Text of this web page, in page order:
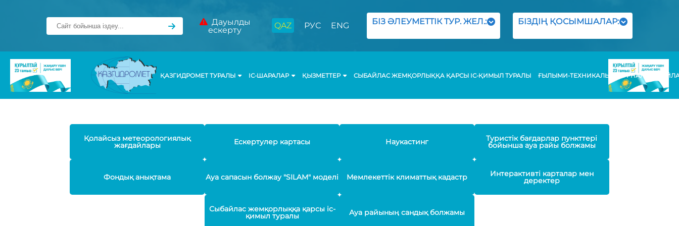
Дауылды
ескерту
QAZ РУС ENG БІЗ ӘЛЕУМЕТТІК ТУР. ЖЕЛ.: БІЗДІҢ ҚОСЫМШАЛАР:
ҚАЗГИДРОМЕТ ТУРАЛЫ ІС-ШАРАЛАР ҚЫЗМЕТТЕР СЫБАЙЛАС ЖЕМҚОРЛЫҚҚА ҚАРСЫ ІС-ҚИМЫЛ ТУРАЛЫ ҒЫЛЫМИ-ТЕХНИКАЛЫҚ ЖУРНАЛЫ
Қолайсыз метеорологиялық
жағдайлары Ескертулер картасы Наукастинг Туристік бағдарлар пункттері
бойынша ауа райы болжамы
Фондық анықтама Ауа сапасын болжау "SILAM" моделі Мемлекеттік климаттық кадастр Интерактивті карталар мен
деректер
Сыбайлас жемқорлыққа қарсы іс-
қимыл туралы Ауа райының сандық болжамы